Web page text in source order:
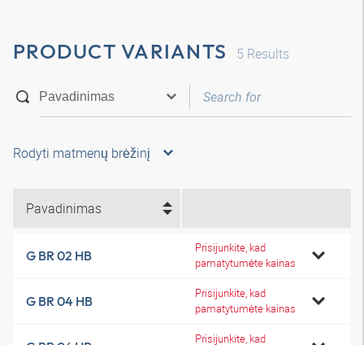
PRODUCT VARIANTS 5 Results
Rodyti matmenų brėžinį
Pavadinimas
G BR 02 HB
Prisijunkite, kad
pamatytumėte kainas
G BR 04 HB
Prisijunkite, kad
pamatytumėte kainas
Prisijunkite, kad